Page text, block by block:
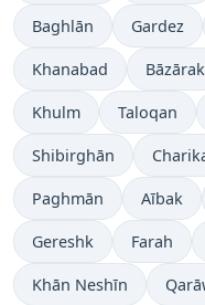
Baghlān Gardez
Khanabad Bāzārak
Khulm Taloqan
Shibirghān
Paghmān Aībak
Gereshk Farah
Khān Neshīn